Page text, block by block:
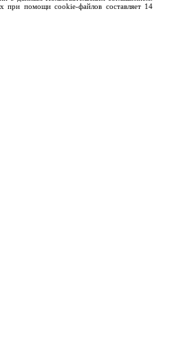
при помощи cookie-файлов составляет 14